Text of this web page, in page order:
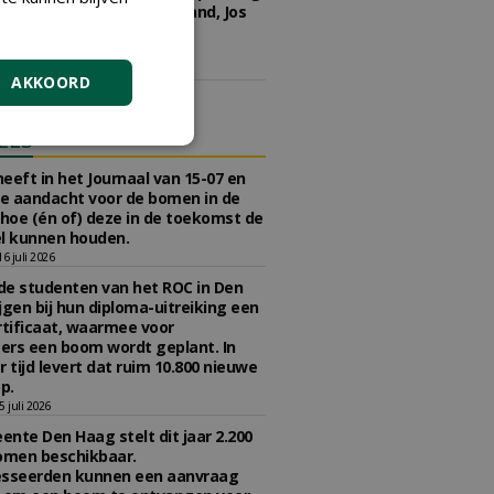
Ebben, JUB Holland, Jos
juni 2026
in het Journaal van 15-07 en
aandacht voor de bomen in de
(én of) deze in de toekomst de
kunnen houden.
juli 2026
studenten van het ROC in Den
bij hun diploma-uitreiking een
waarmee voor
een boom wordt geplant. In
tijd levert dat ruim 10.800 nieuwe
juli 2026
Den Haag stelt dit jaar 2.200
beschikbaar.
kunnen een aanvraag
AKKOORD